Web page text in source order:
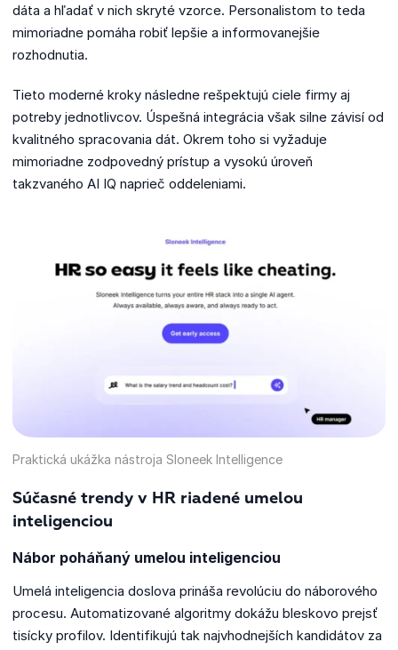
dáta a hľadať v nich skryté vzorce. Personalistom to teda
mimoriadne pomáha robiť lepšie a informovanejšie
rozhodnutia.
Tieto moderné kroky následne rešpektujú ciele firmy aj
potreby jednotlivcov. Úspešná integrácia však silne závisí od
kvalitného spracovania dát. Okrem toho si vyžaduje
mimoriadne zodpovedný prístup a vysokú úroveň
takzvaného AI IQ naprieč oddeleniami.
Praktická ukážka nástroja Sloneek Intelligence
Súčasné trendy v HR riadené umelou
inteligenciou
Nábor poháňaný umelou inteligenciou
Umelá inteligencia doslova prináša revolúciu do náborového
procesu. Automatizované algoritmy dokážu bleskovo prejsť
tisícky profilov. Identifikujú tak najvhodnejších kandidátov za